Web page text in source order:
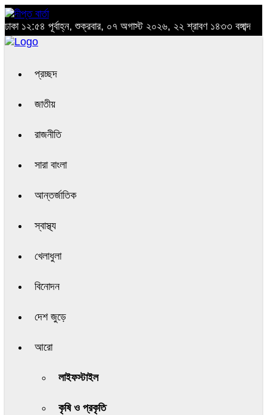
ঢাকা ১২:৫৪ পূর্বাহ্ন, শুক্রবার, ০৭ অগাস্ট ২০২৬, ২২ শ্রাবণ ১৪৩৩ বঙ্গাব্দ
প্রচ্ছদ
জাতীয়
রাজনীতি
সারা বাংলা
আন্তর্জাতিক
স্বাস্থ্য
খেলাধুলা
বিনোদন
দেশ জুড়ে
আরো
লাইফস্টাইল
কৃষি ও প্রকৃতি